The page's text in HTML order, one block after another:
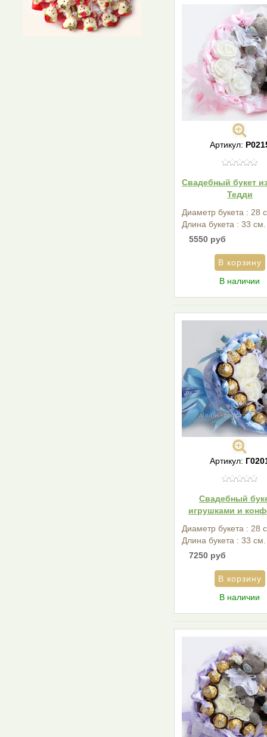
Артикул:
Свадебный букет
Тедди
Диаметр букета : 28
Длина букета : 33 см.
5550 руб
В наличии
Артикул:
Свадебный
игрушками и
Диаметр букета : 28
Длина букета : 33 см.
7250 руб
В наличии